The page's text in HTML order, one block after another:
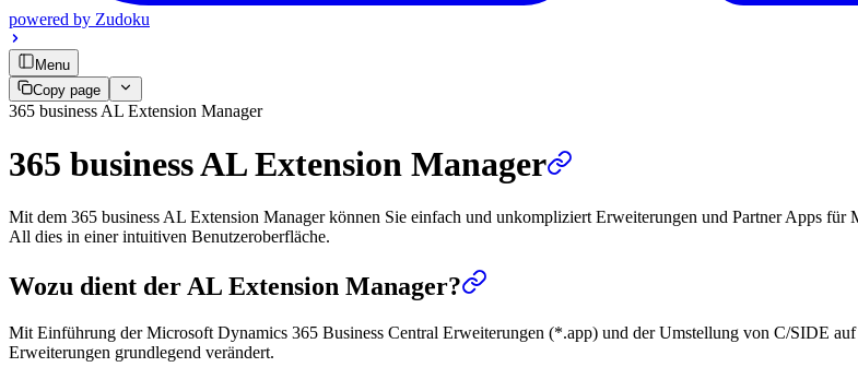
powered by Zudoku
Menu
Copy page
365 business AL Extension Manager
365 business AL Extension Manager
Mit dem 365 business AL Extension Manager können Sie einfach und unkompliziert Erweiterungen und Partner Apps
All dies in einer intuitiven Benutzeroberfläche.
Wozu dient der AL Extension Manager?
Mit Einführung der Microsoft Dynamics 365 Business Central Erweiterungen (*.app) und der Umstellung von C/SIDE
Erweiterungen grundlegend verändert.